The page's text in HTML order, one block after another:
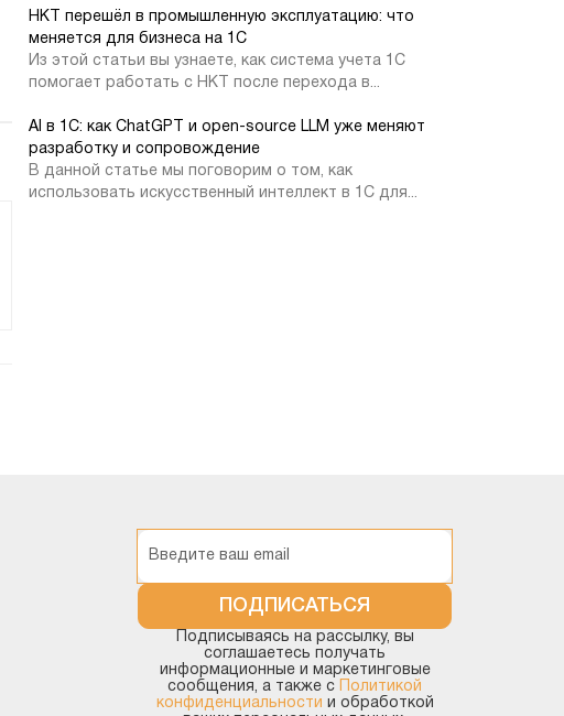
НКТ перешёл в промышленную эксплуатацию: что
меняется для бизнеса на 1С
Из этой статьи вы узнаете, как система учета 1С
помогает работать с НКТ после перехода в...
AI в 1С: как ChatGPT и open-source LLM уже меняют
разработку и сопровождение
В данной статье мы поговорим о том, как
использовать искусственный интеллект в 1С для...
ПОДПИСАТЬСЯ
Подписываясь на рассылку, вы
соглашаетесь получать
информационные и маркетинговые
сообщения, а также с
Политикой
конфиденциальности и обработкой